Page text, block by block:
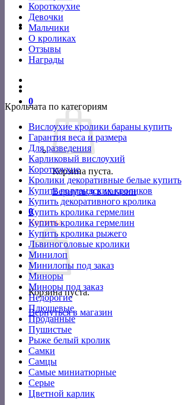
Короткоухие
Девочки
Мальчики
О кроликах
Отзывы
Награды
0
Корзина пуста.
Вернуться в магазин
0
Корзина
Корзина пуста.
Вернуться в магазин
Крольчата по категориям
Вислоухие кролики бараны купить
Гарантия веса и размера
Для разведения
Карликовый вислоухий
Короткоухие
Кролики декоративные белые купить
Купить голландских кроликов
Купить декоративного кролика
Купить кролика гермелин
Купить кролика гермелин
Купить кролика рыжего
Львиноголовые кролики
Минилоп
Минилопы под заказ
Миноры
Миноры под заказ
Недорогие
Плюшевые
Проданные
Пушистые
Рыже белый кролик
Самки
Самцы
Самые миниатюрные
Серые
Цветной карлик